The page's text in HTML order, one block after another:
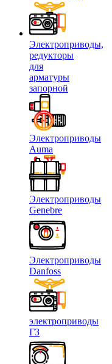
Электроприводы,
редукторы
для
арматуры
запорной
Электроприводы
Auma
Электроприводы
Genebre
Электроприводы
Danfoss
электроприводы
ГЗ